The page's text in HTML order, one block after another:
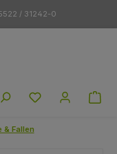
/ 31242-0
Du hast 0
& Fallen